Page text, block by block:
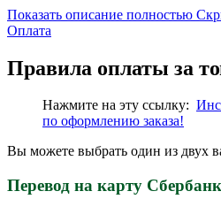
Показать описание полностью
Оплата
Правила оплаты за
Нажмите на эту ссылку:
по оформлению заказа!
Вы можете выбрать один из двух
Перевод на карту